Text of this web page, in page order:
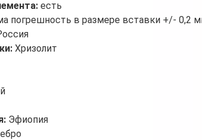
есть
погрешность в размере вставки +/- 0,2
Хризолит
Эфиопия